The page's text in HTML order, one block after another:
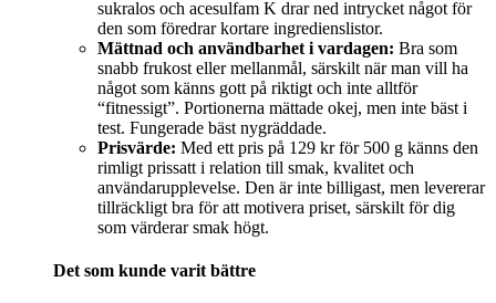
sukralos och acesulfam K drar ned intrycket något för
den som föredrar kortare ingredienslistor.
Mättnad och användbarhet i vardagen: Bra som
snabb frukost eller mellanmål, särskilt när man vill ha
något som känns gott på riktigt och inte alltför
“fitnessigt”. Portionerna mättade okej, men inte bäst i
test. Fungerade bäst nygräddade.
Prisvärde: Med ett pris på 129 kr för 500 g känns den
rimligt prissatt i relation till smak, kvalitet och
användarupplevelse. Den är inte billigast, men levererar
tillräckligt bra för att motivera priset, särskilt för dig
som värderar smak högt.
Det som kunde varit bättre